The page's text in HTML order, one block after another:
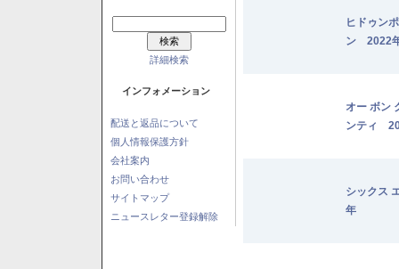
詳細検索
インフォメーション
配送と返品について
個人情報保護方針
会社案内
お問い合わせ
サイトマップ
ニュースレター登録解除
ヒドゥン
ン 2022
オー ボン
ンティ
シックス
年